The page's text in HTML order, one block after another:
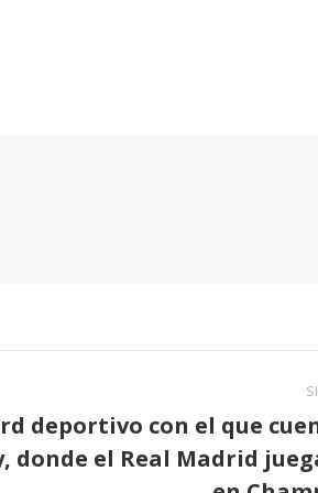
deportivo con el que
donde el Real Madrid